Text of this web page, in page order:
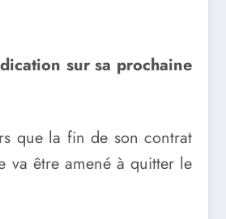
sur sa prochaine
que la fin de son contrat
va être amené à quitter le